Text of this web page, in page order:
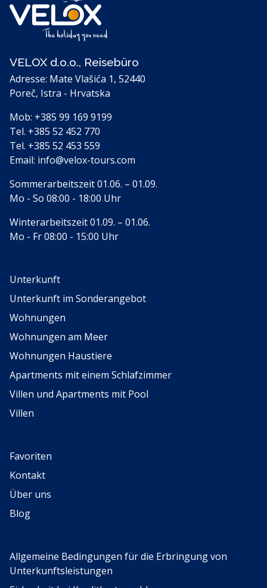
VELOX d.o.o., Reisebüro
Adresse: Mate Vlašića 1, 52440
Poreč, Istra - Hrvatska
Mob: +385 99 169 9199
Tel. +385 52 452 770
Tel. +385 52 453 559
Email: info@velox-tours.com
Sommerarbeitszeit 01.06. – 01.09.
Mo - So 08:00 - 18:00 Uhr
Winterarbeitszeit 01.09. – 01.06.
Mo - Fr 08:00 - 15:00 Uhr
Unterkunft
Unterkunft im Sonderangebot
Wohnungen
Wohnungen am Meer
Wohnungen Haustiere
Apartments mit einem Schlafzimmer
Villen und Apartments mit Pool
Villen
Favoriten
Kontakt
Über uns
Blog
Allgemeine Bedingungen für die Erbringung von
Unterkunftsleistungen